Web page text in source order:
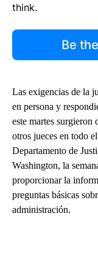
think.
Be
Las exigencias de la
en persona y
este martes surgieron
otros jueces en todo
Departamento de
Washington, la
proporcionar la
preguntas básicas
administración.